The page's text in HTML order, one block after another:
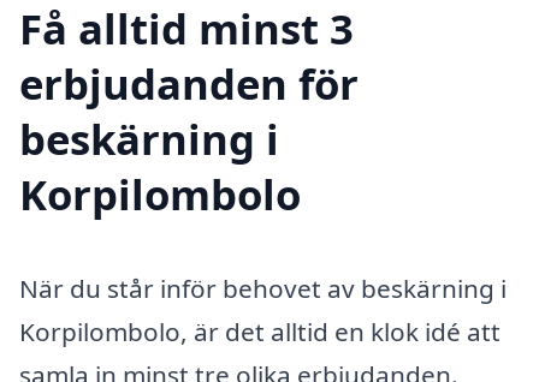
Få alltid minst 3
erbjudanden för
beskärning i
Korpilombolo
När du står inför behovet av beskärning i
Korpilombolo, är det alltid en klok idé att
samla in minst tre olika erbjudanden.